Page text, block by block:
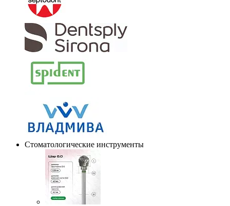
Стоматологические инструменты